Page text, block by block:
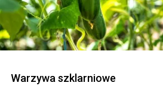
Warzywa szklarniowe